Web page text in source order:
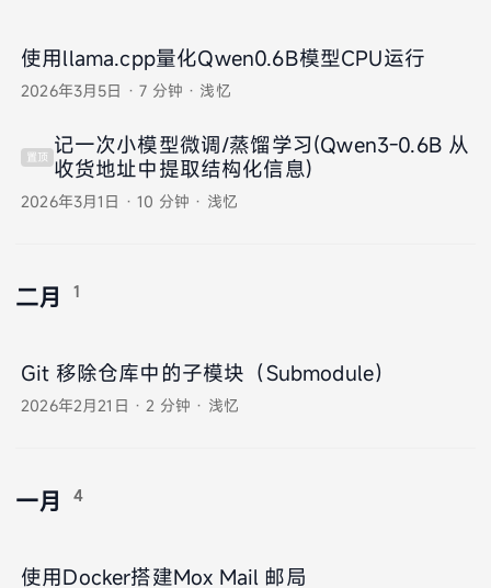
使用llama.cpp量化Qwen0.6B模型CPU运行
2026年3月5日 ·7 分钟 · 浅忆
置顶 记一次小模型微调/蒸馏学习(Qwen3-0.6B 从
收货地址中提取结构化信息)
2026年3月1日 ·10 分钟 · 浅忆
二月 1
Git 移除仓库中的子模块（Submodule）
2026年2月21日 ·2 分钟 · 浅忆
一月 4
使用Docker搭建Mox Mail 邮局